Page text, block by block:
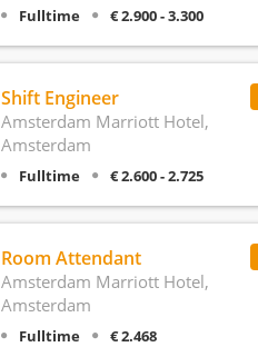
Fulltime € 2.900 - 3.300
Shift Engineer
Amsterdam Marriott Hotel,
Amsterdam
Fulltime € 2.600 - 2.725
Room Attendant
Amsterdam Marriott Hotel,
Amsterdam
Fulltime € 2.468